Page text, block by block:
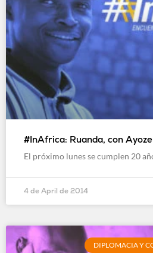
#InAfrica: Ruanda, con Ayoze
El próximo lunes se cumplen 20
4 de April de 2014
DIPLOMACIA Y